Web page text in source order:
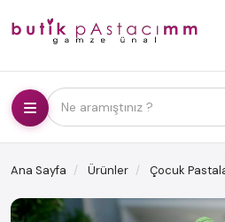
Ne aramıştınız ?
Ana Sayfa Ürünler Çocuk